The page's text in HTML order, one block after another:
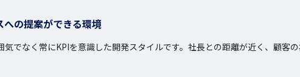
の提案ができる環境
でなく常にKPIを意識した開発スタイルです。社長との距離が近く、顧客